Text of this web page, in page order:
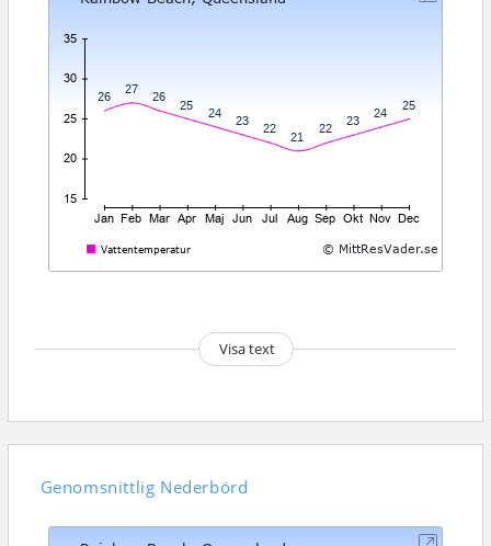
Visa text
Genomsnittlig Nederbörd